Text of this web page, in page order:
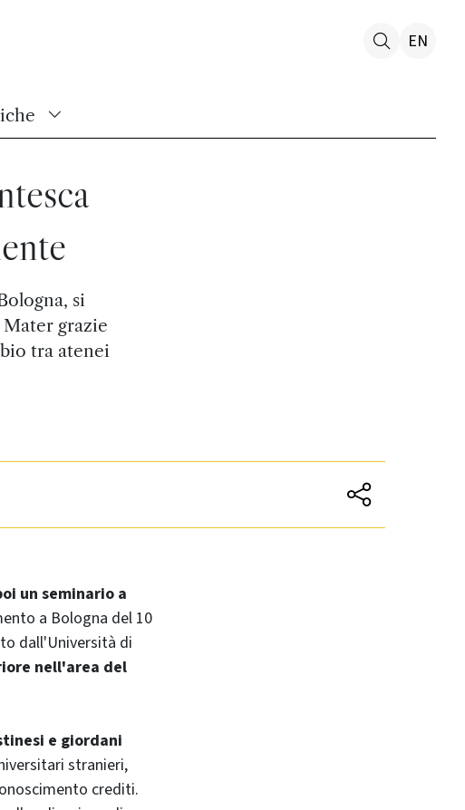
EN
si
grazie
tra atenei
un seminario a
a Bologna del 10
dall'Università di
nell'area del
e giordani
stranieri,
crediti.